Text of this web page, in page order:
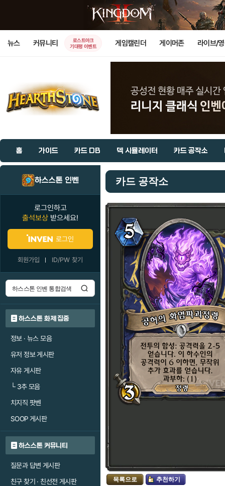
뉴스 커뮤니티
로스트아크
기대평 이벤트
게임캘린더 게이머존 라이브/
홈 가이드 카드 DB 덱 시뮬레이터 카드 공작소
하스스톤 인벤
로그인하고
출석보상 받으세요!
로그인
회원가입 ID/PW 찾기
하스스톤 화제 집중
정보 · 뉴스 모음
유저 정보 게시판
자유 게시판
└3추 모음
치지직 팟벤
SOOP 게시판
하스스톤 커뮤니티
질문과 답변 게시판
친구 찾기 · 친선전 게시판
카드 공작소
목록으로 추천하기